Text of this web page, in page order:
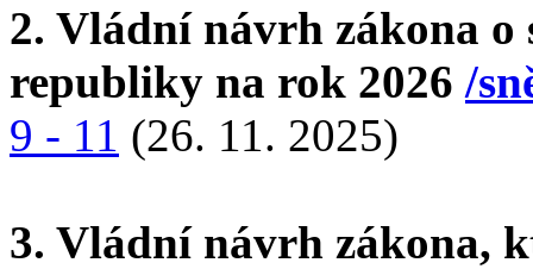
2. Vládní návrh zákona o
republiky na rok 2026 /
9 - 11 (26. 11. 2025)
3. Vládní návrh zákona,